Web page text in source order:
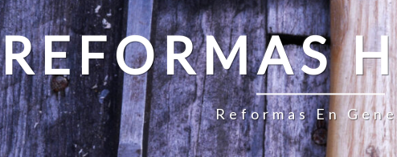
REFORMAS
Reformas En